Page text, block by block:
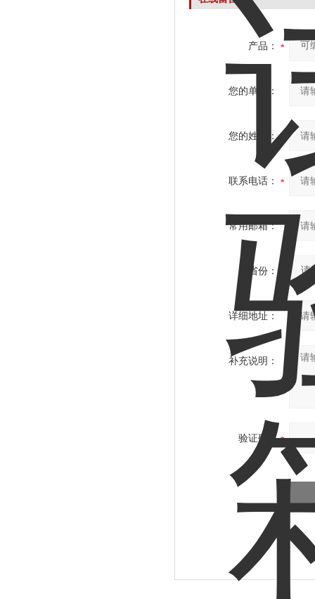
产品：
您的单位：
您的姓名：
联系电话：
常用邮箱：
省份：
详细地址：
补充说明：
验证码：